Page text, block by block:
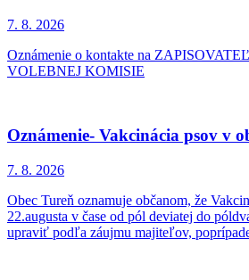
7. 8. 2026
Oznámenie o kontakte na
VOLEBNEJ KOMISIE
Oznámenie- Vakcinácia psov v
7. 8. 2026
Obec Tureň oznamuje občanom, že
22.augusta v čase od pól deviatej do
upraviť podľa záujmu majiteľov,